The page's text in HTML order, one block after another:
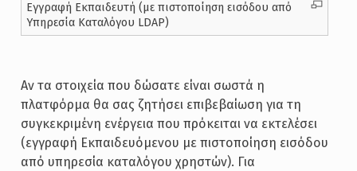
Εγγραφή Εκπαιδευτή (με πιστοποίηση εισόδου από
Υπηρεσία Καταλόγου LDAP)
Αν τα στοιχεία που δώσατε είναι σωστά η
πλατφόρμα θα σας ζητήσει επιβεβαίωση για τη
συγκεκριμένη ενέργεια που πρόκειται να εκτελέσει
(εγγραφή Εκπαιδευόμενου με πιστοποίηση εισόδου
από υπηρεσία καταλόγου χρηστών). Για